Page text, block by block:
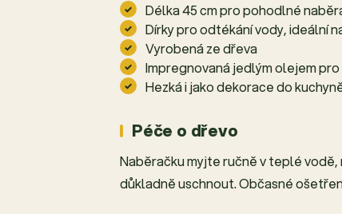
Délka 45 cm pro pohodlné
Dírky pro odtékání vody, ideální
Vyrobená ze dřeva
Impregnovaná jedlým olejem
Hezká i jako dekorace do
Péče o dřevo
Naběračku myjte ručně v teplé
důkladně uschnout. Občasné